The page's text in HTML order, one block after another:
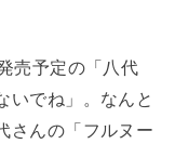
売予定の「八代
でね」。なんと
さんの「フルヌー